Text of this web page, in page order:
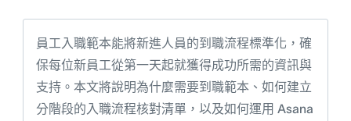
員工入職範本能將新進人員的到職流程標準化，確
保每位新員工從第一天起就獲得成功所需的資訊與
支持。本文將說明為什麼需要到職範本、如何建立
分階段的入職流程核對清單，以及如何運用 Asana